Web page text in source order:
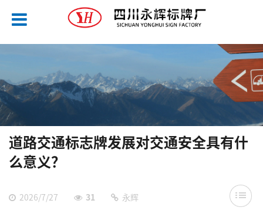
道路交通标志牌发展对交通安全具有什
么意义？
2026/7/27 31 永辉